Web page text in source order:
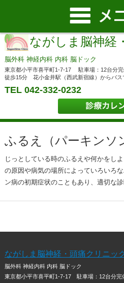
ながしま脳神経
脳外科 神経内科 内科 脳ドック
東京都小平市喜平町1-7-17 駐車場：12台分
徒歩15分 花小金井駅（西武新宿線）からバ
TEL 042-332-0232
ふるえ（パーキンソ
じっとしている時のふるえや何かをし
の原因や病気の場所によっていろいろ
ン病の初期症状のこともあり、適切な診
ながしま脳神経・頭痛クリニッ
脳外科 神経内科 内科 脳ドック
東京都小平市喜平町1-7-17駐車場：12台分完